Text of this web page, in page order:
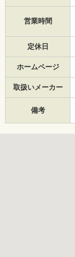
営業時間
定休日
ホームページ
取扱いメーカー
備考